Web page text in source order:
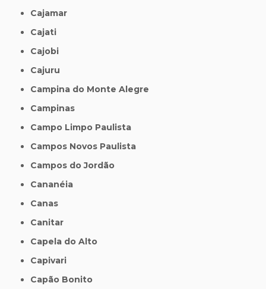
Cajamar
Cajati
Cajobi
Cajuru
Campina do Monte Alegre
Campinas
Campo Limpo Paulista
Campos Novos Paulista
Campos do Jordão
Cananéia
Canas
Canitar
Capela do Alto
Capivari
Capão Bonito